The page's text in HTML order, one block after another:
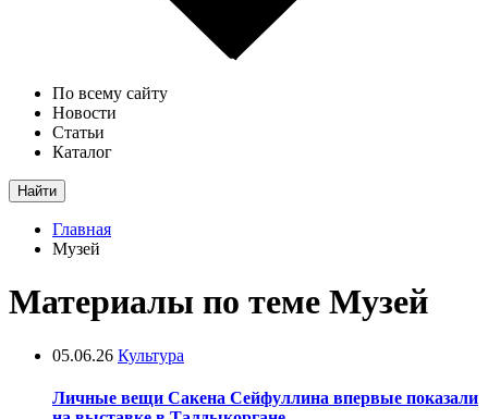
По всему сайту
Новости
Статьи
Каталог
Найти
Главная
Музей
Материалы по теме Музей
05.06.26 Культура
Личные вещи Сакена Сейфуллина впервые показали